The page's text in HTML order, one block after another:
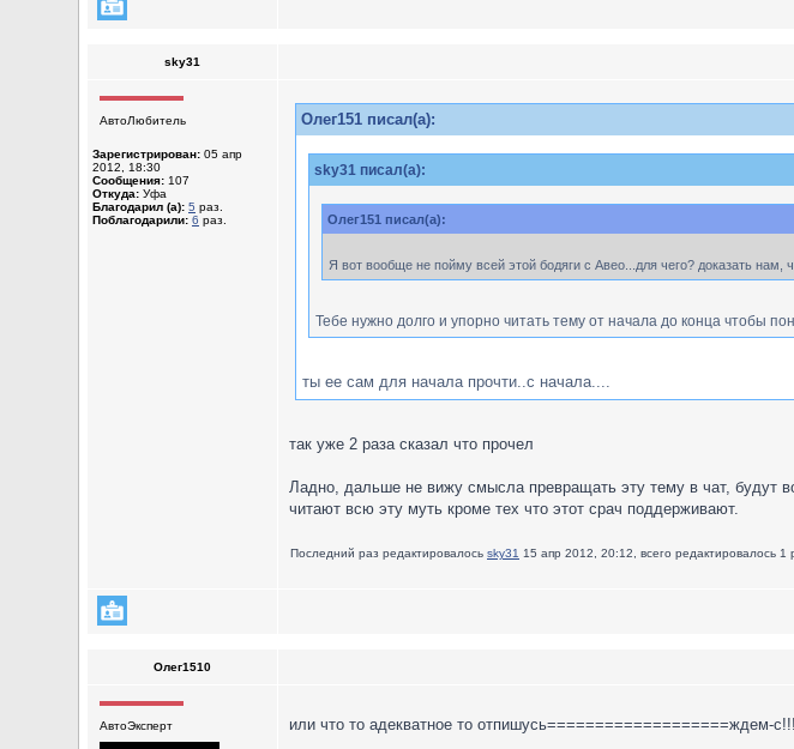
sky31
АвтоЛюбитель
Зарегистрирован: 05 апр
2012, 18:30
Сообщения: 107
Откуда: Уфа
Благодарил (а): 5 раз.
Поблагодарили: 6 раз.
Олег151 писал(а):
sky31 писал(а):
Олег151 писал(а):
Я вот вообще не пойму всей этой бодяги с Авео...для чего? доказать нам,
Тебе нужно долго и упорно читать тему от начала до конца чтобы
ты ее сам для начала прочти..с начала....
так уже 2 раза сказал что прочел
Ладно, дальше не вижу смысла превращать эту тему в чат, будут
читают всю эту муть кроме тех что этот срач поддерживают.
Последний раз редактировалось sky31 15 апр 2012, 20:12, всего редактировалось 1
Олег1510
АвтоЭксперт или что то адекватное то отпишусь===================ждем-